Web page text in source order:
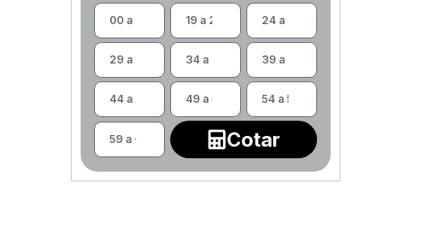
Cotar